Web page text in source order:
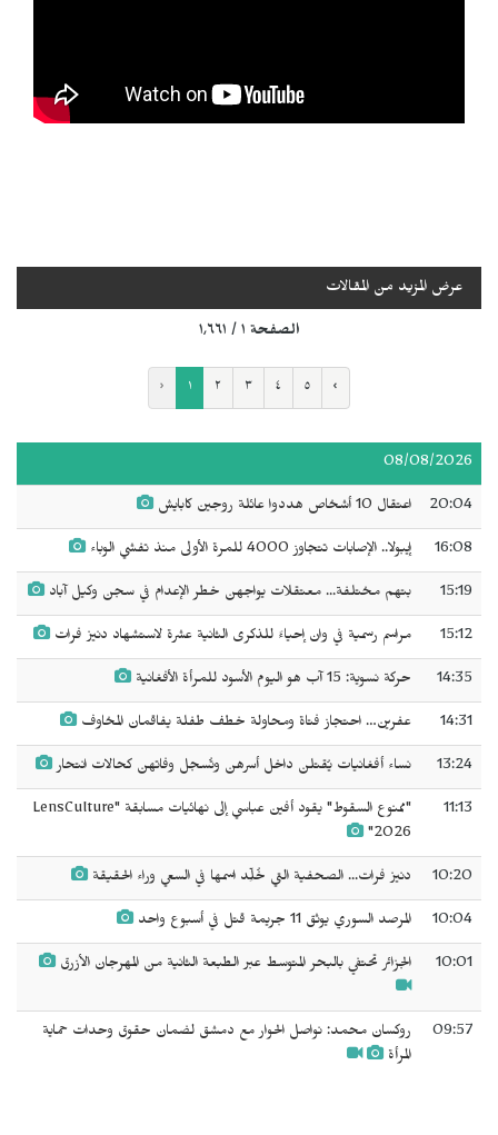
عرض المزيد من المقالات
الصفحة ١ / ١٬٦٦١
‹ ١ ٢ ٣ ٤ ٥ ›
08/08/2026
20:04 اعتقال 10 أشخاص هددوا عائلة روجين كابايش
16:08 إيبولا.. الإصابات تتجاوز 4000 للمرة الأولى منذ تفشي الوباء
15:19 بتهم مختلفة... معتقلات يواجهن خطر الإعدام في سجن وكيل آباد
15:12 مراسم رسمية في وان إحياءً للذكرى الثانية عشرة لاستشهاد دنيز فرات
14:35 حركة نسوية: 15 آب هو اليوم الأسود للمرأة الأفغانية
14:31 عفرين… احتجاز فتاة ومحاولة خطف طفلة يفاقمان المخاوف
13:24 نساء أفغانيات يُقتلن داخل أسرهن وتُسجل وفاتهن كحالات انتحار
11:13
"ممنوع السقوط" يقود أفين عباسي إلى نهائيات مسابقة "LensCulture
2026"
10:20 دنيز فرات... الصحفية التي خُلِّد اسمها في السعي وراء الحقيقة
10:04 المرصد السوري يوثق 11 جريمة قتل في أسبوع واحد
10:01 الجزائر تحتفي بالبحر المتوسط عبر الطبعة الثانية من المهرجان الأزرق
09:57
روكسان محمد: نواصل الحوار مع دمشق لضمان حقوق وحدات حماية
المرأة